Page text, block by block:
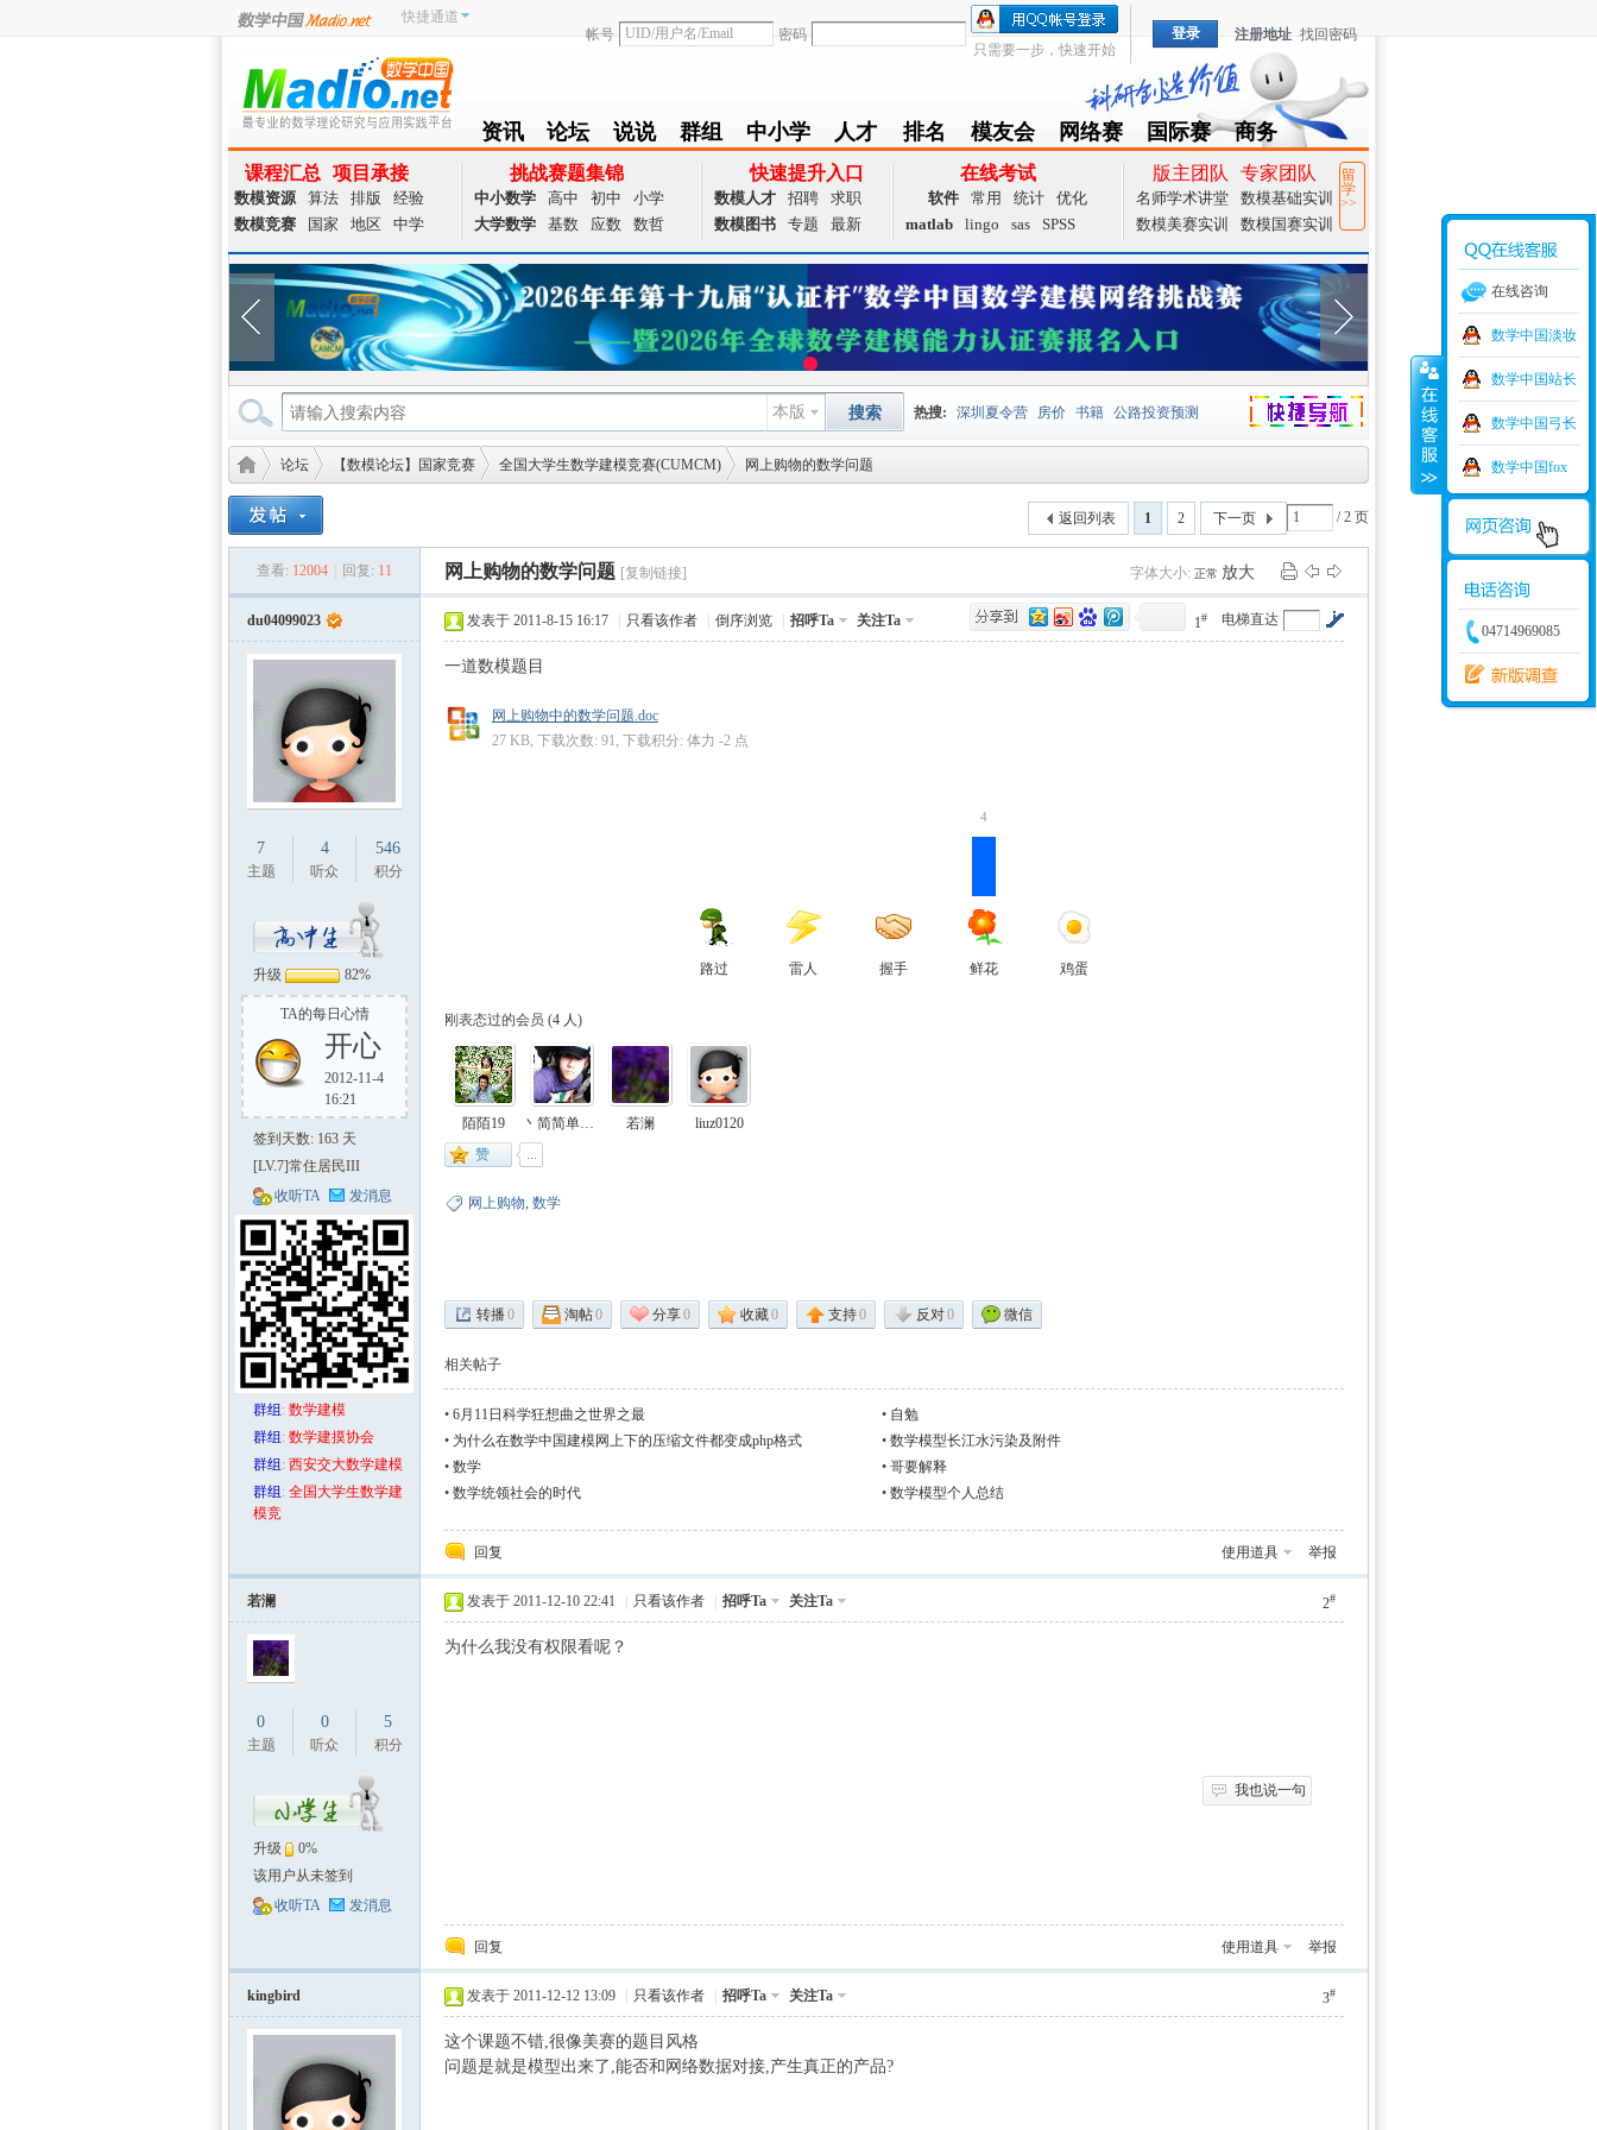
快捷通道
帐号
密码
只需要一步，快速开始
登录 注册地址 找回密码
资讯
NEWS
论坛
BBS
说说
Follow
群组
group
中小学
zxx
人才
achieve
排名
Ranklist
模友会
Club
网络赛
TZMCM
国际赛
CAMCM
商务
Special
课程汇总 项目承接
数模资源 算法 排版
经验
数模竞赛
国家 地区 中学
挑战赛题集锦
中小数学 高中 初中
小学
大学数学
基数 应数 数哲
快速提升入口
数模人才 招聘
求职
数模图书
专题 最新
在线考试
软件 常用 统计
优化
matlab
lingo sas SPSS
版主团队 专家团队
名师学术讲堂
数模基础实训
数模美赛实训
数模国赛实训
留
学
>>
捷导航
本版 搜索 热搜: 深圳夏令营 房价 书籍 公路投资预测
预测模型 元胞自动机 证书下载
增加体力 比赛
挑战赛
建模
社
区-
数学
中国
»
论坛
›
【数模论坛】国家竞赛
›
全国大学生数学建模竞赛(CUMCM) 网上购物的数学问题
1 2 / 2 页
下一页
返回列表
查看: 12004 回复: 11 网上购物的数学问题 [复制链接] 字体大小: 正常 放大
du04099023
7
主题
4
听众
546
积分
升级 82%
TA的每日心情
开心
2012-11-4
16:21
签到天数: 163 天
[LV.7]常住居民III
收听TA
发消息
群组 : 数学建模
群组 : 数学建摸协会
群组 : 西安交大数学建模
群组 : 全国大学生数学建
模竞
电梯直达
1#
发表于 2011-8-15 16:17 只看该作者 倒序浏览 招呼Ta 关注Ta
一道数模题目
网上购物中的数学问题.doc
27 KB, 下载次数: 91, 下载积分: 体力 -2 点
路过 雷人 握手
4
鲜花 鸡蛋
刚表态过的会员 (4 人)
陌陌19 丶简简单单ヾ 若澜 liuz0120
网上购物, 数学
转播0 淘帖0 分享0 收藏0 支持0 反对0 微信
相关帖子
• 6月11日科学狂想曲之世界之最 • 自勉
• 为什么在数学中国建模网上下的压缩文件都变成php格式 • 数学模型长江水污染及附件
• 数学 • 哥要解释
• 数学统领社会的时代 • 数学模型个人总结
回复 使用道具 举报
若澜
0
主题
0
听众
5
积分
升级
0%
该用户从未签到
收听TA
发消息
2#
发表于 2011-12-10 22:41 只看该作者 招呼Ta 关注Ta
为什么我没有权限看呢？
我也说一句
回复 使用道具 举报
kingbird 3#
发表于 2011-12-12 13:09 只看该作者 招呼Ta 关注Ta
这个课题不错,很像美赛的题目风格
问题是就是模型出来了,能否和网络数据对接,产生真正的产品?
在线咨询
数学中国淡妆
数学中国站长
数学中国弓长
数学中国fox
04714969085